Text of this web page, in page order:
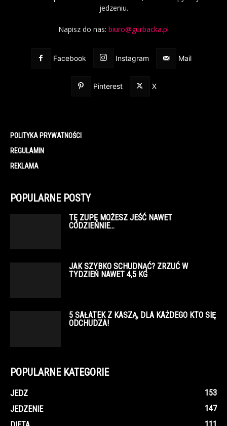
jedzeniu.
Napisz do nas: biuro@gurbacka.pl
Facebook Instagram Mail
Pinterest X
POLITYKA PRYWATNOŚCI
REGULAMIN
REKLAMA
POPULARNE POSTY
TĘ ZUPĘ MOŻESZ JEŚĆ NAWET
CODZIENNIE…
JAK SZYBKO SCHUDNĄĆ? ZRZUĆ W
TYDZIEŃ NAWET 4,5 KG
5 SAŁATEK Z KASZĄ, DLA KAŻDEGO KTO SIĘ
ODCHUDZA!
POPULARNE KATEGORIE
JEDZ
153
JEDZENIE
147